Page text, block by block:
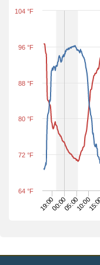
00:00
19:00 05:0010:00
64 °F
72 °F
80 °F
88 °F
96 °F
104 °F